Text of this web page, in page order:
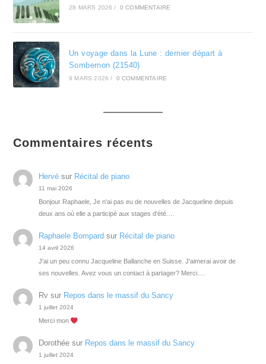
28 MARS 2026 / 0 COMMENTAIRE
Un voyage dans la Lune : dernier départ à
Sombernon (21540)
9 MARS 2026 / 0 COMMENTAIRE
Commentaires récents
Hervésur Récital de piano
11 mai 2026
Bonjour Raphaele, Je n'ai pas eu de nouvelles de Jacqueline depuis
deux ans où elle a participé aux stages d'été.…
Raphaele Bompard sur Récital de piano
14 avril 2026
J'ai un peu connu Jacqueline Ballanche en Suisse. J'aimerai avoir de
ses nouvelles. Avez vous un contact à partager? Merci.…
Rvsur Repos dans le massif du Sancy
1 juillet 2024
Merci mon
Dorothéesur Repos dans le massif du Sancy
1 juillet 2024